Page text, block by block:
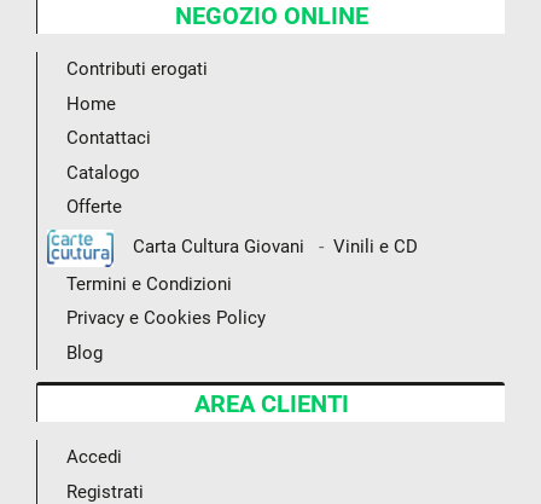
NEGOZIO ONLINE
Contributi erogati
Home
Contattaci
Catalogo
Offerte
Carta Cultura Giovani
- Vinili e CD
Termini e Condizioni
Privacy e Cookies Policy
Blog
AREA CLIENTI
Accedi
Registrati